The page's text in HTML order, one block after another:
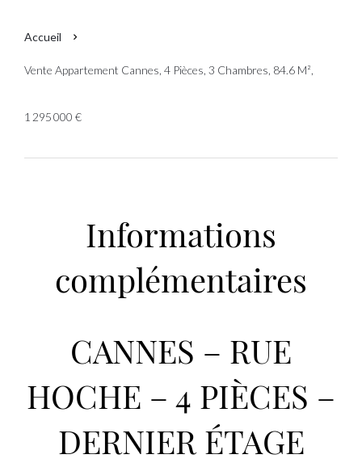
Accueil
Vente Appartement Cannes, 4 Pièces, 3 Chambres, 84.6 M²,
1 295 000 €
Informations
complémentaires
CANNES – RUE
HOCHE – 4 PIÈCES –
DERNIER ÉTAGE